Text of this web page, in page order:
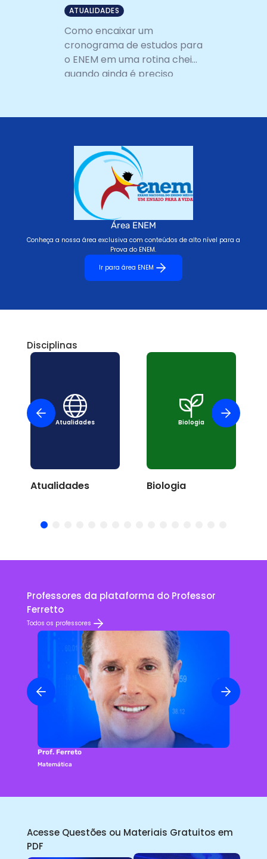
ATUALIDADES
Como encaixar um
cronograma de estudos para
o ENEM em uma rotina cheia,
quando ainda é preciso
Área ENEM
Conheça a nossa área exclusiva com conteúdos de alto nível para a
Prova do ENEM.
Ir para área ENEM
Disciplinas
Atualidades
Atualidades
Biologia
Biologia
Professores da plataforma do Professor
Ferretto
Todos os professores
Prof. Ferreto
Matemática
Acesse Questões ou Materiais Gratuitos em
PDF